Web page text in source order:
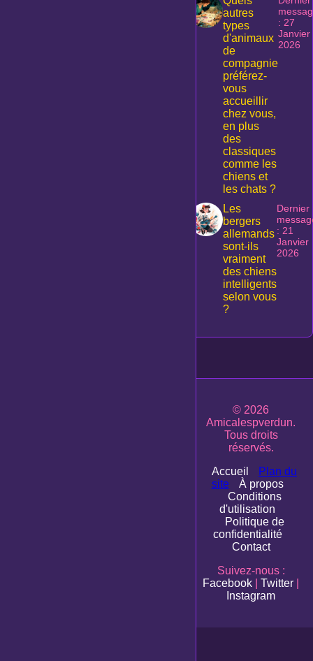
autres
types
d'animaux
de
compagnie
préférez-
vous
accueillir
chez vous,
en plus
des
classiques
comme les
chiens et
les chats ?
: 27
Janvier
2026
Les
bergers
allemands
sont-ils
vraiment
des chiens
intelligents
selon vous
?
Dernier
: 21
Janvier
2026
© 2026
Amicalespverdun.
Tous droits
réservés.
Accueil
Plan du
site
À propos
Conditions
d'utilisation
Politique de
confidentialité
Contact
Suivez-nous :
Facebook
Twitter
Instagram